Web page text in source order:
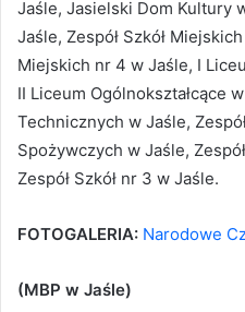
Jaśle, Jasielski Dom Kultury
Jaśle, Zespół Szkół
Miejskich nr 4 w Jaśle, I
II Liceum Ogólnokształcące
Technicznych w Jaśle,
Spożywczych w Jaśle,
Zespół Szkół nr 3 w Jaśle.
FOTOGALERIA: Narodowe
(MBP w Jaśle)